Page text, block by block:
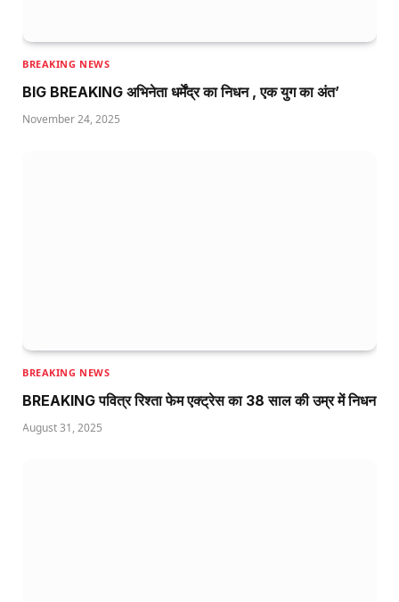
BREAKING NEWS
BIG BREAKING अभिनेता धर्मेंद्र का निधन , एक युग का अंत’
November 24, 2025
BREAKING NEWS
BREAKING पवित्र रिश्ता फेम एक्ट्रेस का 38 साल की उम्र में निधन
August 31, 2025